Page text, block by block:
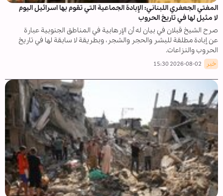
المفتي الجعفري اللبناني: الإبادة الجماعية التي تقوم بها اسرائيل اليوم
لا مثيل لها في تاريخ الحروب
صرح الشيخ قبلان في بيان له أن الإرهابية في المناطق الجنوبية عبارة
عن إبادة مطلقة للبشر والحجر والشجر، وبطريقة لا سابقة لها في تاريخ
الحروب والنزاعات.
خبر 2026-08-02 15:30